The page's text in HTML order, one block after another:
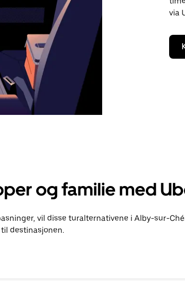
via
og familie med
vil disse turalternativene i Alby-sur-
destinasjonen.